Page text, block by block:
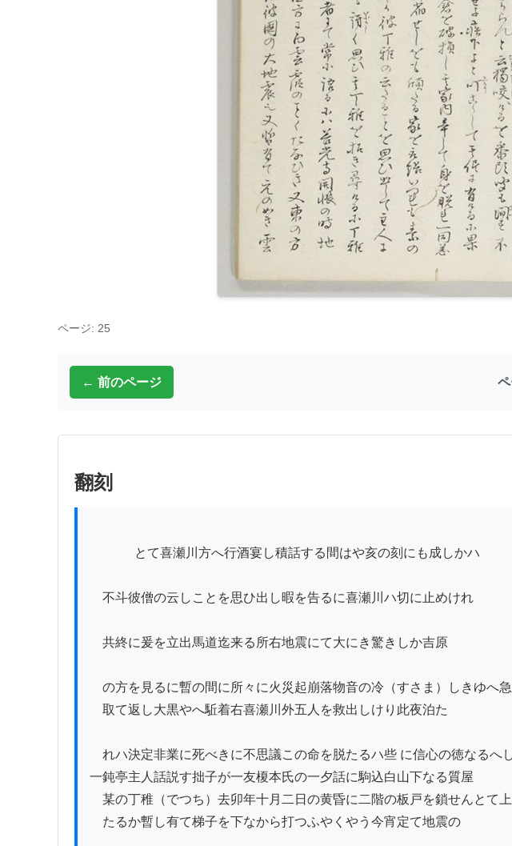
ページ: 25
← 前のページ
翻刻
不斗彼僧の云しことを思ひ出し暇を告るに喜瀬川ハ切に止めけれ
共終に爰を立出馬道迄来る所右地震にて大にき驚きしか吉原
の方を見るに暫の間に所々に火災起崩落物音の冷（すさま）しきゆへ
取て返し大黒やへ駈着右喜瀬川外五人を救出しけり此夜泊た
れハ決定非業に死べきに不思議この命を脱たるハ些 に信心の徳なるへ
一鈍亭主人話説す拙子が一友榎本氏の一夕話に駒込白山下なる質屋
某の丁稚（でつち）去卯年十月二日の黄昏に二階の板戸を鎖せんとて上
たるか暫し有て梯子を下なから打つふやくやう今宵定て地震の